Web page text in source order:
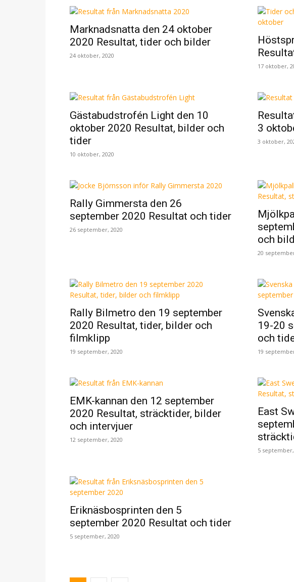
Marknadsnatta den 24 oktober
2020 Resultat, tider och bilder
24 oktober, 2020
17 oktober,
Gästabudstrofén Light den 10
oktober 2020 Resultat, bilder och
tider
10 oktober, 2020
3
3 oktober,
Rally Gimmersta den 26
september 2020 Resultat och tider
26 september, 2020
och
20
Rally Bilmetro den 19 september
2020 Resultat, tider, bilder och
filmklipp
19 september, 2020
19-20
och
19
EMK-kannan den 12 september
2020 Resultat, sträcktider, bilder
och intervjuer
12 september, 2020
East
5 september,
Eriknäsbosprinten den 5
september 2020 Resultat och tider
5 september, 2020